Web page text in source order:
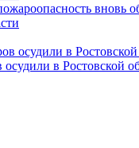
вновь
осудили в Ростовской